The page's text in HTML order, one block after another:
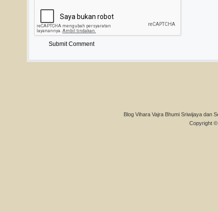
Blog Vihara Vajra Bhumi Sriwijaya dan
Copyright ©